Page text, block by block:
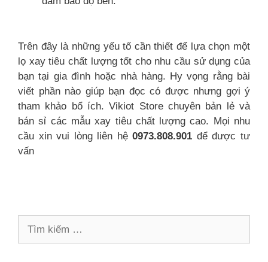
Trên đây là những yếu tố cần thiết để lựa chọn một
lọ xay tiêu chất lượng tốt cho nhu cầu sử dụng của
bạn tại gia đình hoặc nhà hàng. Hy vọng rằng bài
viết phần nào giúp bạn đọc có được nhưng gợi ý
tham khảo bổ ích. Vikiot Store chuyên bản lẻ và
bán sỉ các mẫu xay tiêu chất lượng cao. Mọi nhu
cầu xin vui lòng liên hệ0973.808.901 để được tư
vấn
Tìm